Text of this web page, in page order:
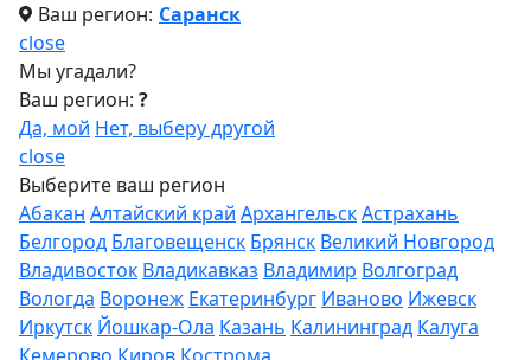
Ваш регион: Саранск
close
Мы угадали?
Ваш регион: ?
Да, мой Нет, выберу другой
close
Выберите ваш регион
Абакан Алтайский край АрхангельскАстрахань
Белгород Благовещенск Брянск Великий Новгород
Владивосток Владикавказ Владимир Волгоград
Вологда Воронеж Екатеринбург Иваново Ижевск
Иркутск Йошкар-Ола Казань Калининград Калуга